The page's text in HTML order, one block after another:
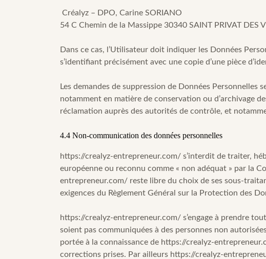
Créalyz – DPO, Carine SORIANO
54 C Chemin de la Massippe 30340 SAINT PRIVAT DES
Dans ce cas, l’Utilisateur doit indiquer les Données
s’identifiant précisément avec une copie d’une pièce
Les demandes de suppression de Données
notamment en matière de conservation ou d’archivage
réclamation auprès des autorités de contrôle, et
4.4 Non-communication des données personnelles
https://crealyz-entrepreneur.com/ s’interdit de traiter,
européenne ou reconnu comme « non adéquat » par la
entrepreneur.com/ reste libre du choix de ses sous-
exigences du Règlement Général sur la Protection des
https://crealyz-entrepreneur.com/ s’engage à prendre
soient pas communiquées à des personnes non
portée à la connaissance de https://crealyz-
corrections prises. Par ailleurs https://crealyz-